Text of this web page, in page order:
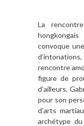
La
convoque
rencontre
figure de
d’ailleurs,
pour son
d’arts
archétype